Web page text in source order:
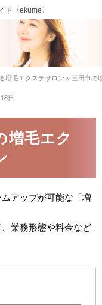
ド〈ekume〉
増毛エクステサロン » 三田市の
日
増毛エク
アップが可能な「増
業務形態や料金など